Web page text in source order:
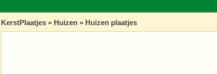
KerstPlaatjes » Huizen » Huizen plaatjes